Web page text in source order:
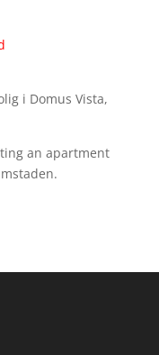
i Domus Vista,
an apartment